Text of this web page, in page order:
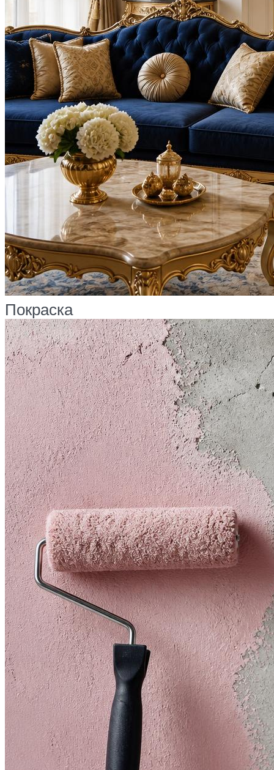
Покраска